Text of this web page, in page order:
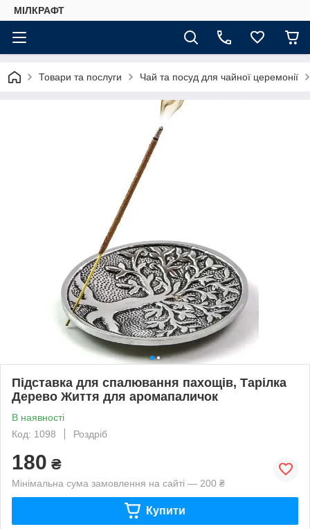
МІЛКРАФТ
Товари та послуги Чай та посуд для чайної церемонії
Підставка для спалювання пахощів, Тарілка
Дерево Життя для аромапаличок
В наявності
Код: 1098
Роздріб
180 ₴
Мінімальна сума замовлення на сайті — 200 ₴
Купити